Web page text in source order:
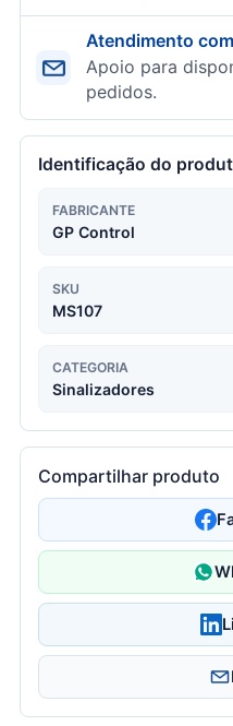
Atendimento
Apoio para
pedidos.
Identificação do
FABRICANTE
GP Control
SKU
MS107
CATEGORIA
Sinalizadores
Compartilhar produto